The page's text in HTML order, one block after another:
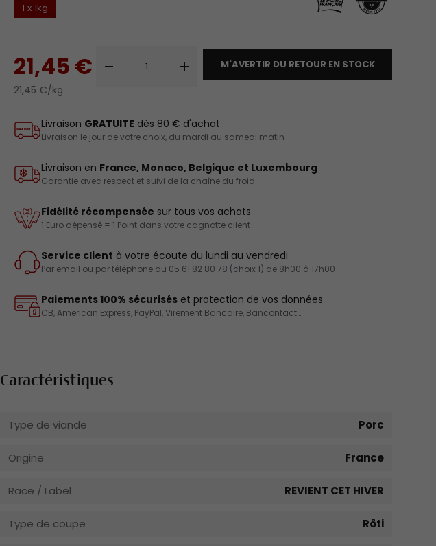
1 x 1kg
21,45 €
21,45 €/kg
-
+ M'AVERTIR DU RETOUR EN STOCK
Livraison GRATUITE dès 80 € d'achat
Livraison le jour de votre choix, du mardi au samedi matin
Livraison en France, Monaco, Belgique et Luxembourg
Garantie avec respect et suivi de la chaîne du froid
Fidélité récompensée sur tous vos achats
1 Euro dépensé = 1 Point dans votre cagnotte client
Service client à votre écoute du lundi au vendredi
Par email ou par téléphone au 05 61 82 80 78 (choix 1) de 8h00 à 17h00
Paiements 100% sécurisés et protection de vos données
CB, American Express, PayPal, Virement Bancaire, Bancontact…
Caractéristiques
Type de viande Porc
Origine France
Race / Label REVIENT CET HIVER
Type de coupe Rôti